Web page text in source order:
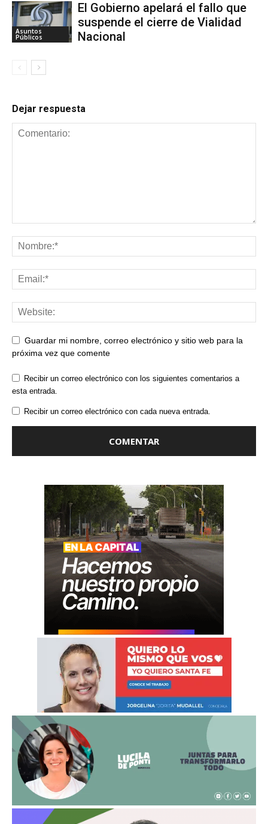
Asuntos
Públicos
El Gobierno apelará el fallo que
suspende el cierre de Vialidad
Nacional
Dejar respuesta
Guardar mi nombre, correo electrónico y sitio web para la
próxima vez que comente
Recibir un correo electrónico con los siguientes comentarios a
esta entrada.
Recibir un correo electrónico con cada nueva entrada.